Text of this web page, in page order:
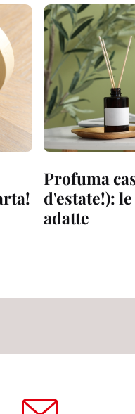
Profuma
d'estate!):
adatte